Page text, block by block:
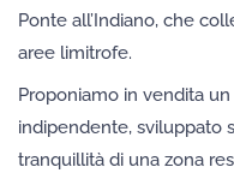
Ponte all’Indiano, che
aree limitrofe.
Proponiamo in vendita
indipendente, sviluppato
tranquillità di una zona